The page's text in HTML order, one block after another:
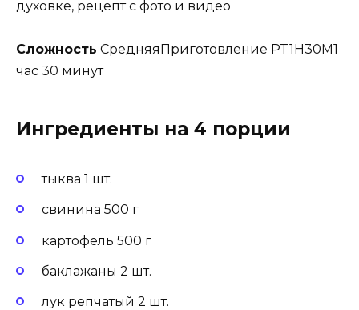
Сложность СредняяПриготовление PT1H30M1
час 30 минут
Ингредиенты на 4 порции
тыква 1 шт.
свинина 500 г
картофель 500 г
баклажаны 2 шт.
лук репчатый 2 шт.